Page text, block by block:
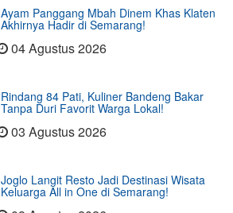
Ayam Panggang Mbah Dinem Khas Klaten
Akhirnya Hadir di Semarang!
04 Agustus 2026
Rindang 84 Pati, Kuliner Bandeng Bakar
Tanpa Duri Favorit Warga Lokal!
03 Agustus 2026
Joglo Langit Resto Jadi Destinasi Wisata
Keluarga All in One di Semarang!